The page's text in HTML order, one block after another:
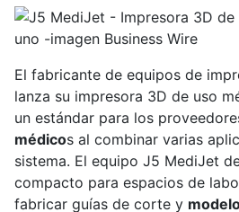
El fabricante de equipos de
lanza su impresora 3D de uso
un estándar para los
médicos al combinar varias
sistema. El equipo J5 MediJet
compacto para espacios de
fabricar guías de corte y